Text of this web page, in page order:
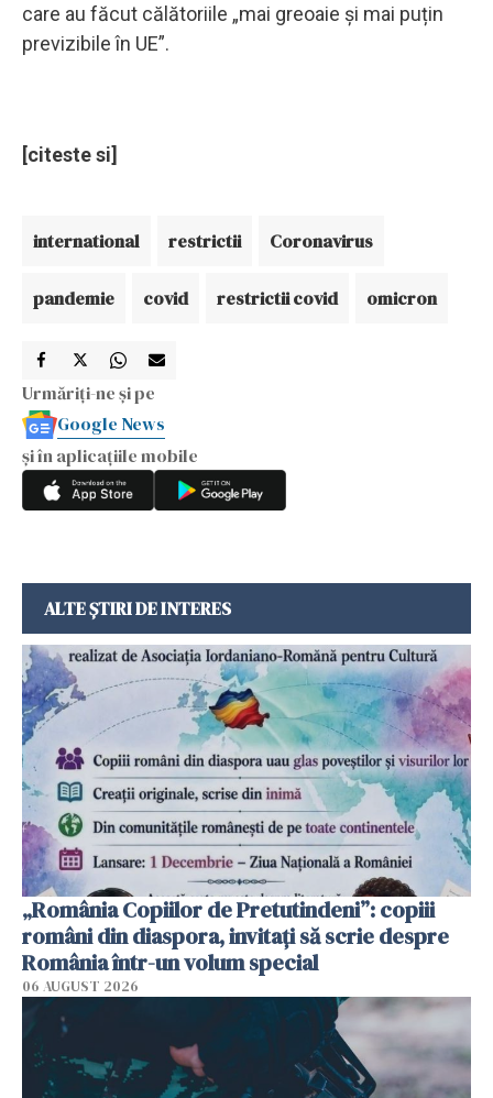
care au făcut călătoriile „mai greoaie și mai puțin
previzibile în UE”.
[citeste si]
international restrictii Coronavirus
pandemie covid restrictii covid omicron
Urmăriți-ne și pe
Google News
și în aplicațiile mobile
ALTE ȘTIRI DE INTERES
„România Copiilor de Pretutindeni”: copiii
români din diaspora, invitați să scrie despre
România într-un volum special
06 AUGUST 2026